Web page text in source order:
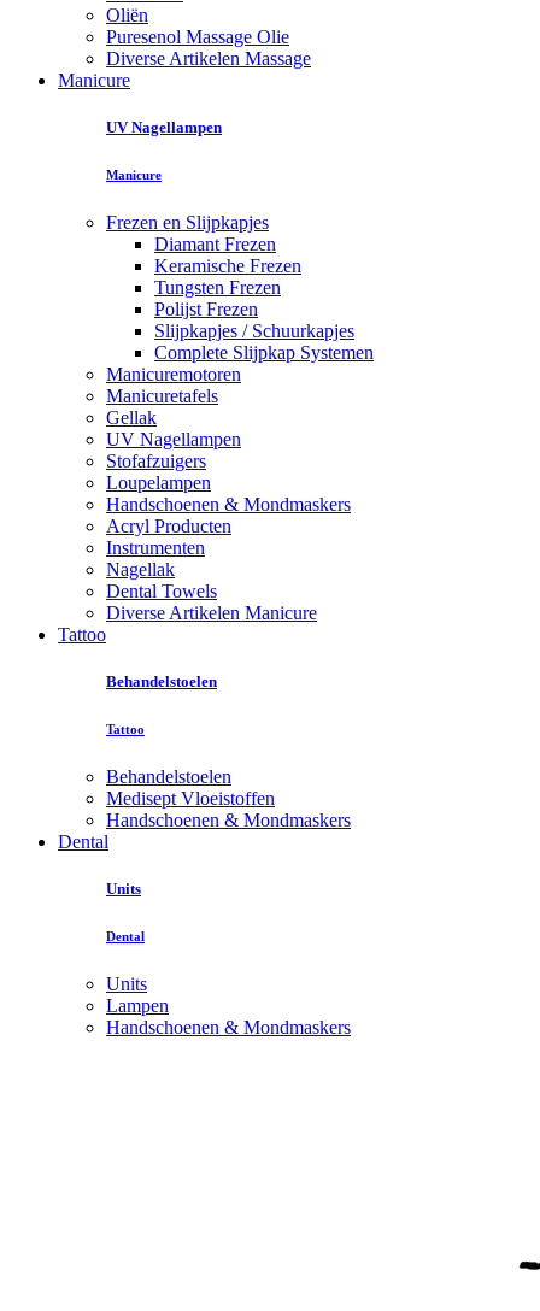
Oliën
Puresenol Massage Olie
Diverse Artikelen Massage
Manicure
UV Nagellampen
Manicure
Frezen en Slijpkapjes
Diamant Frezen
Keramische Frezen
Tungsten Frezen
Polijst Frezen
Slijpkapjes / Schuurkapjes
Complete Slijpkap Systemen
Manicuremotoren
Manicuretafels
Gellak
UV Nagellampen
Stofafzuigers
Loupelampen
Handschoenen & Mondmaskers
Acryl Producten
Instrumenten
Nagellak
Dental Towels
Diverse Artikelen Manicure
Tattoo
Behandelstoelen
Tattoo
Behandelstoelen
Medisept Vloeistoffen
Handschoenen & Mondmaskers
Dental
Units
Dental
Units
Lampen
Handschoenen & Mondmaskers